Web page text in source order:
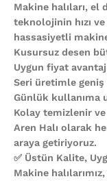
Makine halıları, el
teknolojinin hızı
hassasiyetli
Kusursuz desen
Uygun fiyat
Seri üretimle geniş
Günlük kullanıma
Kolay temizlenir
Aren Halı olarak
araya getiriyoruz.
✅ Üstün Kalite,
Makine